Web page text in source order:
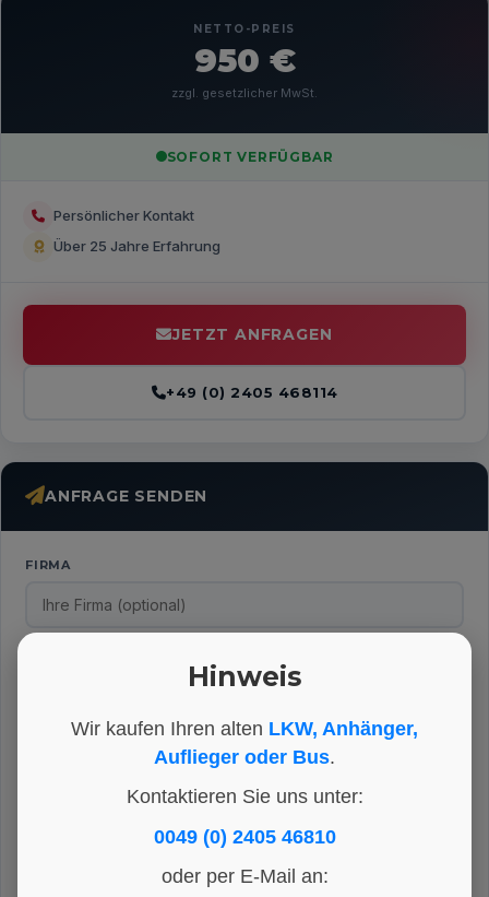
Hinweis
Wir kaufen Ihren alten LKW, Anhänger,
Auflieger oder Bus.
Kontaktieren Sie uns unter:
0049 (0) 2405 46810
oder per E-Mail an:
NETTO-PREIS
950 €
zzgl. gesetzlicher MwSt.
SOFORT VERFÜGBAR
Persönlicher Kontakt
Über 25 Jahre Erfahrung
JETZT ANFRAGEN
+49 (0) 2405 468114
ANFRAGE SENDEN
FIRMA